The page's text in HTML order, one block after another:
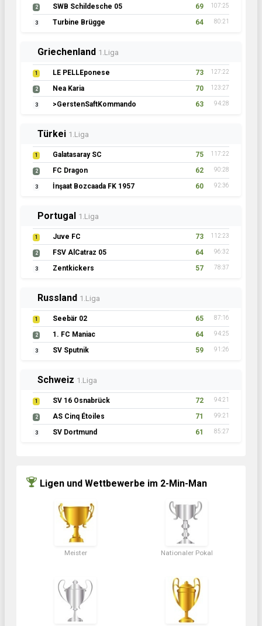
2 SWB Schildesche 05 69 107:25
3 Turbine Brügge 64 80:21
Griechenland 1.Liga
1 LE PELLEponese 73 127:22
2 Nea Karia 70 123:27
3 >GerstenSaftKommando 63 94:28
Türkei 1.Liga
1 Galatasaray SC 75 117:22
2 FC Dragon 62 90:28
3 İnşaat Bozcaada FK 1957 60 92:36
Portugal 1.Liga
1 Juve FC 73 112:23
2 FSV AlCatraz 05 64 96:32
3 Zentkickers 57 78:37
Russland 1.Liga
1 Seebär 02 65 87:16
2 1. FC Maniac 64 94:25
3 SV Sputnik 59 91:26
Schweiz 1.Liga
1 SV 16 Osnabrück 72 94:21
2 AS Cinq Étoiles 71 99:21
3 SV Dortmund 61 85:27
Ligen und Wettbewerbe im 2-Min-Man
Meister Nationaler Pokal